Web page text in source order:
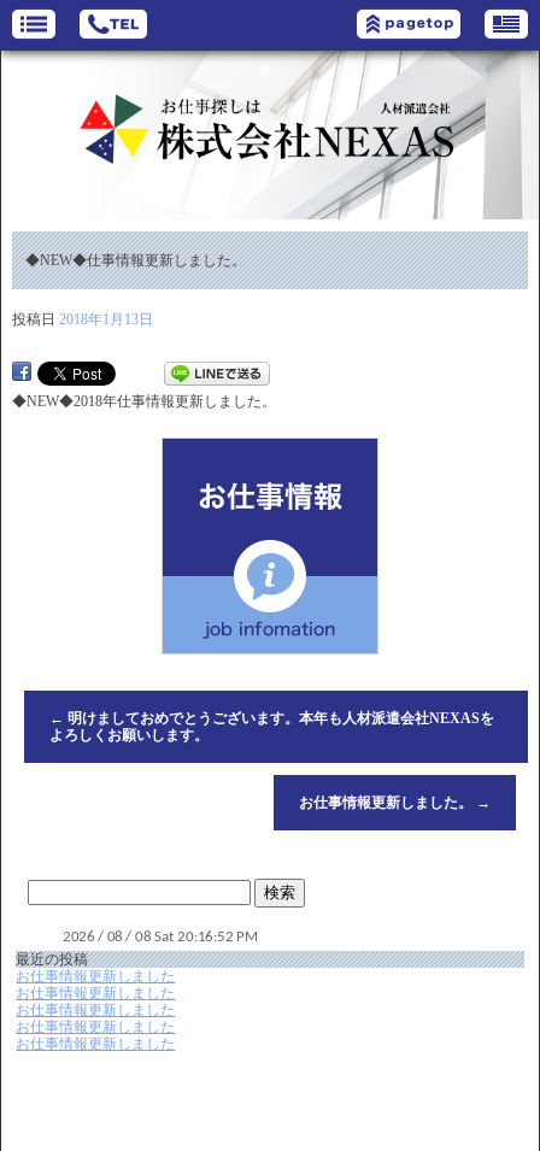
◆NEW◆仕事情報更新しました。
投稿日 2018年1月13日
◆NEW◆2018年仕事情報更新しました。
← 明けましておめでとうございます。本年も人材派遣会社NEXASを
よろしくお願いします。
お仕事情報更新しました。 →
最近の投稿
お仕事情報更新しました
お仕事情報更新しました
お仕事情報更新しました
お仕事情報更新しました
お仕事情報更新しました